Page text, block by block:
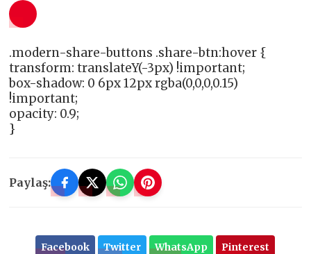
.modern-share-buttons .share-btn:hover {
transform: translateY(-3px) !important;
box-shadow: 0 6px 12px rgba(0,0,0,0.15)
!important;
opacity: 0.9;
}
Paylaş:
Facebook Twitter WhatsApp Pinterest